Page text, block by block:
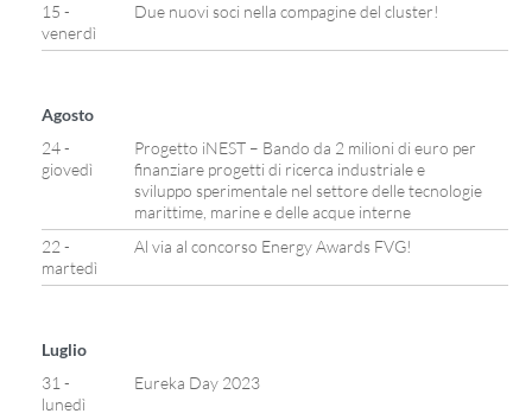
15 -
venerdì
Due nuovi soci nella compagine del cluster!
Agosto
24 -
giovedì
Progetto iNEST – Bando da 2 milioni di euro per
finanziare progetti di ricerca industriale e
sviluppo sperimentale nel settore delle tecnologie
marittime, marine e delle acque interne
22 -
martedì
Al via al concorso Energy Awards FVG!
Luglio
31 -
lunedì
Eureka Day 2023